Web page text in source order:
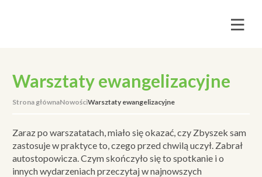
Warsztaty ewangelizacyjne
Strona głównaNowościWarsztaty ewangelizacyjne
Zaraz po warszatatach, miało się okazać, czy Zbyszek sam
zastosuje w praktyce to, czego przed chwilą uczył. Zabrał
autostopowicza. Czym skończyło się to spotkanie i o
innych wydarzeniach przeczytaj w najnowszych